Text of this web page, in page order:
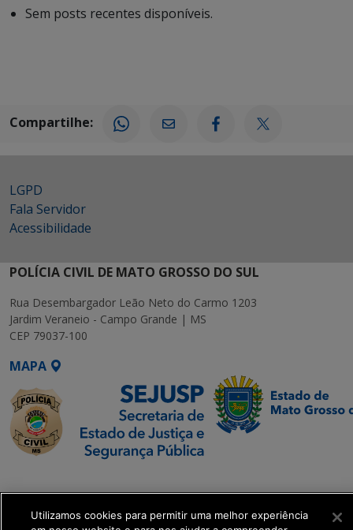
Sem posts recentes disponíveis.
Compartilhe:
LGPD
Fala Servidor
Acessibilidade
POLÍCIA CIVIL DE MATO GROSSO DO SUL
Rua Desembargador Leão Neto do Carmo 1203
Jardim Veraneio - Campo Grande | MS
CEP 79037-100
MAPA
Executiva de
Transformação Digital
Utilizamos cookies para permitir uma melhor experiência